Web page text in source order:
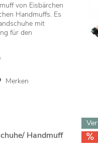
von Eisbärchen
Handmuffs. Es
mit
für den
Merken
Handmuff